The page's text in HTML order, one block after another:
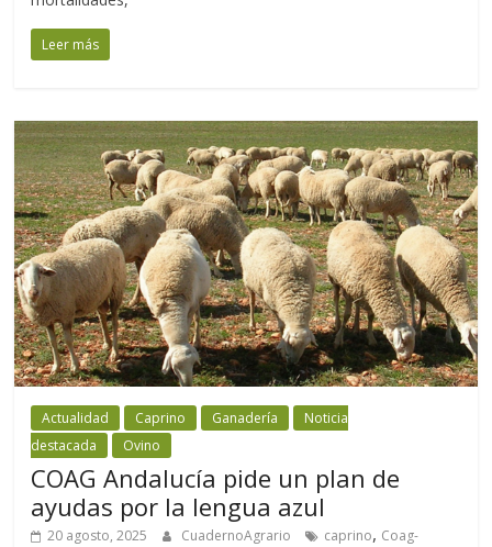
Leer más
Actualidad Caprino Ganadería
Noticia
destacada
Ovino
COAG Andalucía pide un plan de
ayudas por la lengua azul
20 agosto, 2025 CuadernoAgrario caprino, Coag-